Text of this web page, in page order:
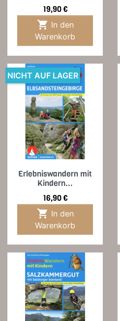
Preis
19,90 €

Warenkorb
Erlebniswandern mit
Kindern...
Preis
16,90 €

Warenkorb
NICHT AUF LAGER